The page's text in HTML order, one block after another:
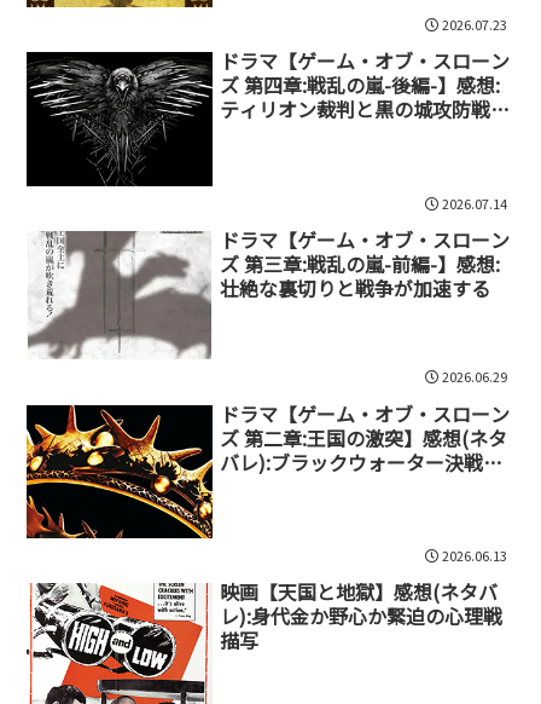
2026.07.23
ドラマ【ゲーム・オブ・スローン
ズ 第四章:戦乱の嵐-後編-】感想:
ティリオン裁判と黒の城攻防戦を
2026.07.14
ドラマ【ゲーム・オブ・スローン
ズ 第三章:戦乱の嵐-前編-】感想:
壮絶な裏切りと戦争が加速する
2026.06.29
ドラマ【ゲーム・オブ・スローン
ズ 第二章:王国の激突】感想(ネタ
バレ):ブラックウォーター決戦と
2026.06.13
映画【天国と地獄】感想(ネタバ
レ):身代金か野心か緊迫の心理戦
描写